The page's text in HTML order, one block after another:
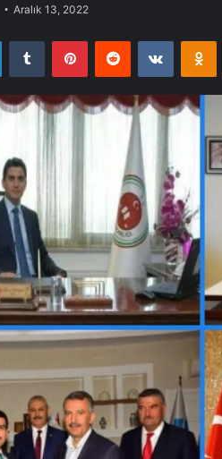
Aralık 13, 2022
LinkedInTumblr PinterestReddit